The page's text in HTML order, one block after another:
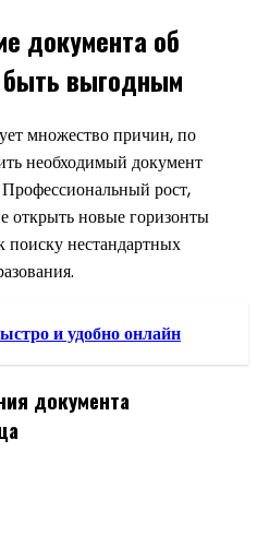
документа об
быть выгодным
множество причин, по
необходимый документ
рост,
открыть новые горизонты
поиску нестандартных
и удобно онлайн
документа